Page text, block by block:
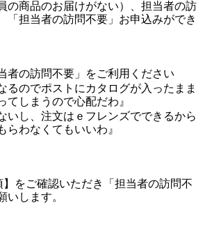
の商品のお届けがない）、担当者の訪
「担当者の訪問不要」お申込みができ
者の訪問不要」をご利用ください
るのでポストにカタログが入ったまま
てしまうので心配だわ』
いし、注文はｅフレンズでできるから
らわなくてもいいわ』
をご確認いただき「担当者の訪問不
いします。